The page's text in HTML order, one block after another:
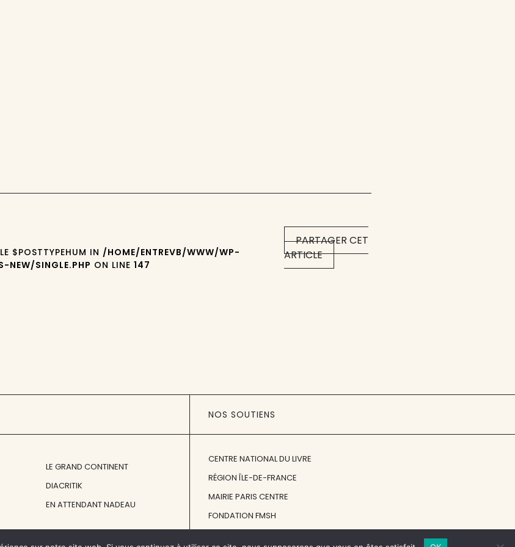
PARTAGER CET
ARTICLE
$POSTTYPEHUM IN /HOME/ENTREVB/WWW/WP-
NEW/SINGLE.PHP ON LINE147
LE GRAND CONTINENT
DIACRITIK
EN ATTENDANT NADEAU
NOS SOUTIENS
CENTRE NATIONAL DU LIVRE
RÉGION ÎLE-DE-FRANCE
MAIRIE PARIS CENTRE
FONDATION FMSH